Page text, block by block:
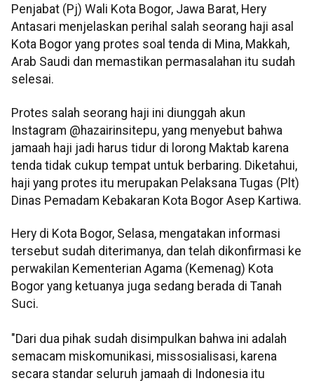
Penjabat (Pj) Wali Kota Bogor, Jawa Barat, Hery
Antasari menjelaskan perihal salah seorang haji asal
Kota Bogor yang protes soal tenda di Mina, Makkah,
Arab Saudi dan memastikan permasalahan itu sudah
selesai.
Protes salah seorang haji ini diunggah akun
Instagram @hazairinsitepu, yang menyebut bahwa
jamaah haji jadi harus tidur di lorong Maktab karena
tenda tidak cukup tempat untuk berbaring. Diketahui,
haji yang protes itu merupakan Pelaksana Tugas (Plt)
Dinas Pemadam Kebakaran Kota Bogor Asep Kartiwa.
Hery di Kota Bogor, Selasa, mengatakan informasi
tersebut sudah diterimanya, dan telah dikonfirmasi ke
perwakilan Kementerian Agama (Kemenag) Kota
Bogor yang ketuanya juga sedang berada di Tanah
Suci.
"Dari dua pihak sudah disimpulkan bahwa ini adalah
semacam miskomunikasi, missosialisasi, karena
secara standar seluruh jamaah di Indonesia itu